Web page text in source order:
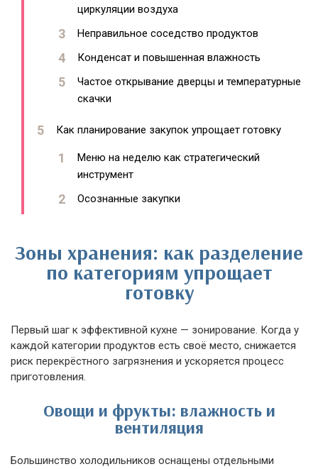
циркуляции воздуха
Неправильное соседство продуктов
Конденсат и повышенная влажность
Частое открывание дверцы и температурные
скачки
Как планирование закупок упрощает готовку
Меню на неделю как стратегический
инструмент
Осознанные закупки
Зоны хранения: как разделение
по категориям упрощает
готовку
Первый шаг к эффективной кухне — зонирование. Когда у
каждой категории продуктов есть своё место, снижается
риск перекрёстного загрязнения и ускоряется процесс
приготовления.
Овощи и фрукты: влажность и
вентиляция
Большинство холодильников оснащены отдельными